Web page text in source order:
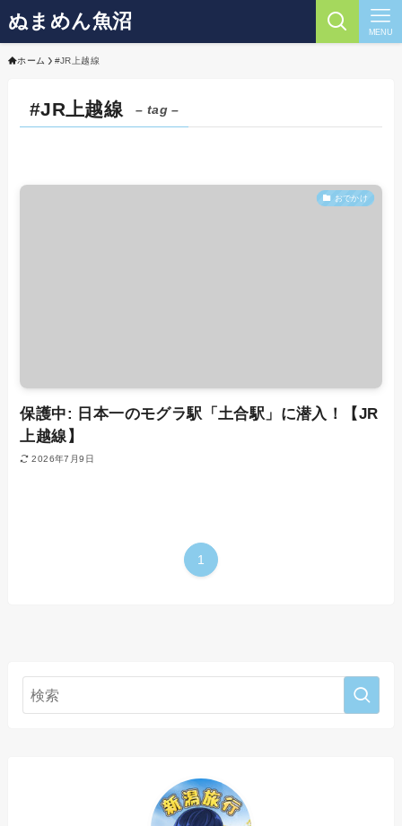
ぬまめん魚沼 MENU
ホーム #JR上越線
#JR上越線 – tag –
おでかけ
保護中: 日本一のモグラ駅「土合駅」に潜入！【JR
上越線】
2026年7月9日
1